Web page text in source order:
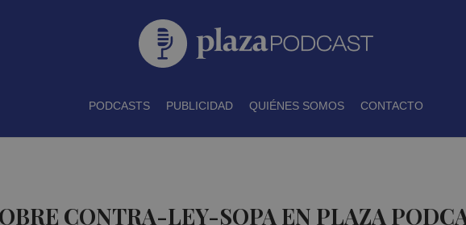
PODCASTS PUBLICIDAD QUIÉNES SOMOS CONTACTO
CONTRA-LEY-SOPA EN PLAZA